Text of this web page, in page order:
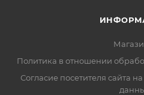
Политика в отношении
Согласие посетителя сайта